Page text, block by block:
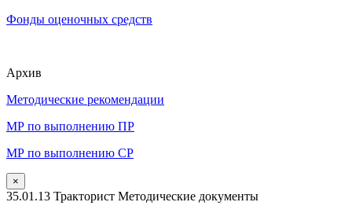
Фонды оценочных средств
Архив
Методические рекомендации
МР по выполнению ПР
МР по выполнению СР
×
35.01.13 Тракторист Методические документы